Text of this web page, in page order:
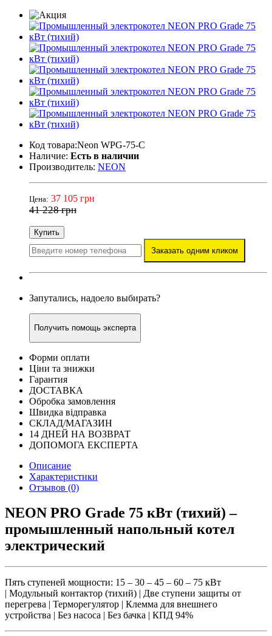
Код товара:Neon WPG-75-C
Наличие: Есть в наличии
Производитель: NEON
Цена: 37 105 грн
41 228 грн
Купить
Заказать одним кликом
Запутались, надоело выбирать?
Получить помощь эксперта
Форми оплати
Ціни та знижки
Гарантия
ДОСТАВКА
Обробка замовлення
Швидка відправка
СКЛАД/МАГАЗИН
14 ДНЕЙ НА ВОЗВРАТ
ДОПОМОГА ЕКСПЕРТА
Описание
Характеристики
Отзывов (0)
NEON PRO Grade 75 кВт (тихий) –
промышленный напольный котел
электрический
Пять ступеней мощности: 15 – 30 – 45 – 60 – 75 кВт
| Модульный контактор (тихий) | Две ступени защиты от
перегрева | Терморегулятор | Клемма для внешнего
устройства | Без насоса | Без бачка | КПД 94%